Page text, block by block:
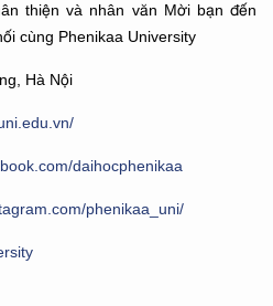
thiện và nhân văn Mời bạn đến
Phenikaa University
Hà Nội
daihocphenikaa
phenikaa_uni/